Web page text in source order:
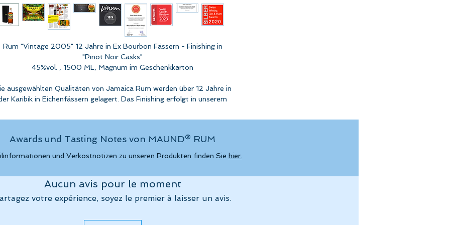
Rum "Vintage 2005" 12 Jahre in Ex Bourbon Fässern - Finishing in
"Pinot Noir Casks"
45%vol. , 1500 ML, Magnum im Geschenkkarton
ausgewählten Qualitäten von Jamaica Rum werden über 12 Jahre in
Karibik in Eichenfässern gelagert. Das Finishing erfolgt in unserem
Süssweins aus Pinot Noir im Stile eines Portwein.
Verkostnotiz von VINUM:Certificate of Excellence:
Nase mit viel Vanille, gebrannter Creme und Schokobanane.
Kochbananen. Nougat und Bitterschokolade. Kräftige
Holzwürze und langer Abgang mit dezenten Rancio Anklängen.
Awards und Tasting Notes von MAUND® RUM
und Verkostnotizen zu unseren Produkten finden Sie hier.
Aucun avis pour le moment
votre expérience, soyez le premier à laisser un avis.